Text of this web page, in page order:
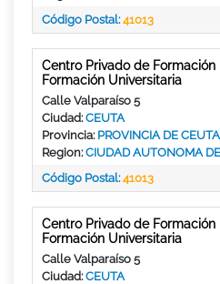
Código Postal:41013
Centro Privado de
Formación Universitaria
Calle Valparaíso 5
Ciudad:CEUTA
Provincia: PROVINCIA DE CEUTA
Region:CIUDAD AUTONOMA
Código Postal:41013
Centro Privado de
Formación Universitaria
Calle Valparaíso 5
Ciudad:CEUTA